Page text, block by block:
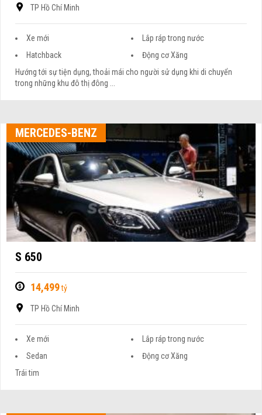
TP Hồ Chí Minh
Xe mới
Lắp ráp trong nước
Hatchback
Động cơ Xăng
Hướng tới sự tiện dụng, thoải mái cho người sử dụng khi di chuyển
trong những khu đô thị đông ...
MERCEDES-BENZ
S 650
14,499tỷ
TP Hồ Chí Minh
Xe mới
Lắp ráp trong nước
Sedan
Động cơ Xăng
Trái tim